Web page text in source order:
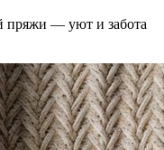
пряжи — уют и забота